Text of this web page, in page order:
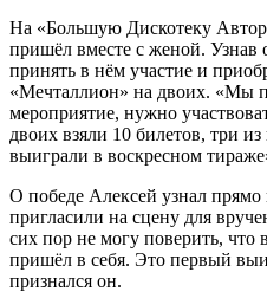
На «Большую Дискотеку
пришёл вместе с женой.
принять в нём участие и
«Мечталлион» на двоих. «Мы
мероприятие, нужно
двоих взяли 10 билетов, три
выиграли в воскресном
О победе Алексей узнал прямо
пригласили на сцену для
сих пор не могу поверить,
пришёл в себя. Это первый
признался он.